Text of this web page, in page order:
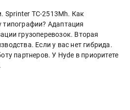
Sprinter ТС-2513Mh. Как
типографии? Адаптация
грузоперевозок. Вторая
Если у вас нет гибрида.
партнеров. У Hyde в приоритете